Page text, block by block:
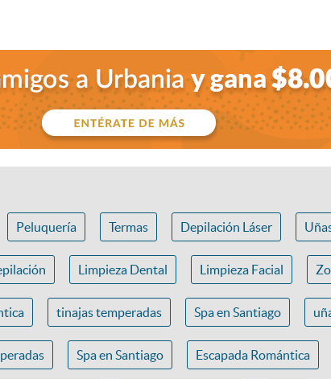
Peluquería Termas Depilación Láser
Limpieza Dental Limpieza Facial
tinajas temperadas Spa en Santiago
Spa en Santiago Escapada Romántica